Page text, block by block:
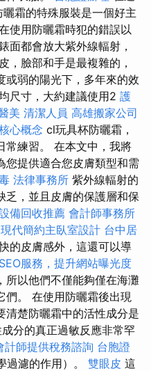
霜的特殊服裝是一個好主
使用防曬霜時犯的錯誤以
面都會放大紫外線輻射，
，臉部和手是最複雜的，
或弱的陽光下，多年來的效
尺寸，大約建議使用2 護
美 清潔人員 高雄搬家公司
心概念 cl玩具杯防曬霜，
常練習。 在本文中，我將
您提供適合您皮膚類型和需
法律事務所 紫外線輻射的
乏，並且皮膚的保護層和保
備回收推薦 會計師事務所
現代簡約主臥室設計 台中居
的皮膚感外，這還可以導
服務，提升網站曝光度
所以他們不僅能夠僅在海灘
們。 在使用防曬霜後出現
清楚防曬霜中的活性成分是
分的真正過敏反應非常罕
計師提供稅務諮詢 台胞證
過濾的作用）。 雙眼皮 這